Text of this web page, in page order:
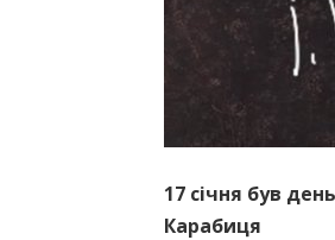
17 січня був
Карабиця